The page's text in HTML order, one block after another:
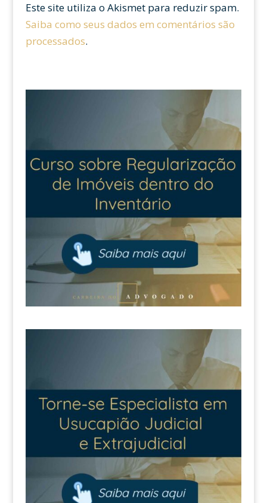
Este site utiliza o Akismet para reduzir spam.
Saiba como seus dados em comentários são
processados.